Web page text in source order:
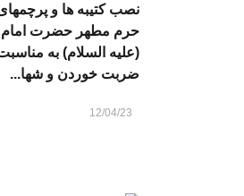
نصب کتیبه ها و
حرم مطهر حضرت
(علیه السلام) به
ضربت خوردن و شها...
12/04/23